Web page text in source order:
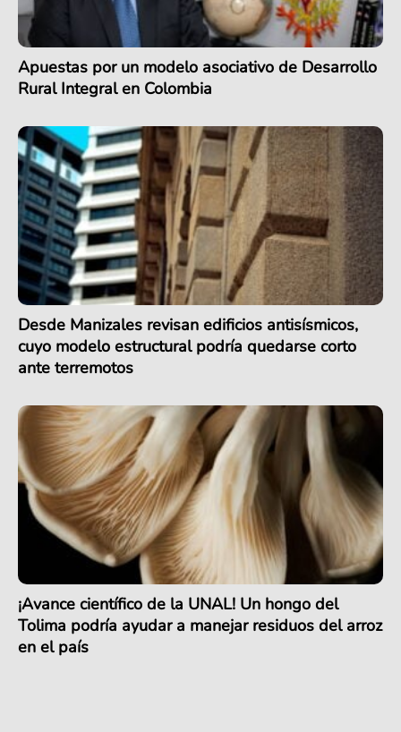
Apuestas por un modelo asociativo de Desarrollo
Rural Integral en Colombia
Desde Manizales revisan edificios antisísmicos,
cuyo modelo estructural podría quedarse corto
ante terremotos
¡Avance científico de la UNAL! Un hongo del
Tolima podría ayudar a manejar residuos del arroz
en el país